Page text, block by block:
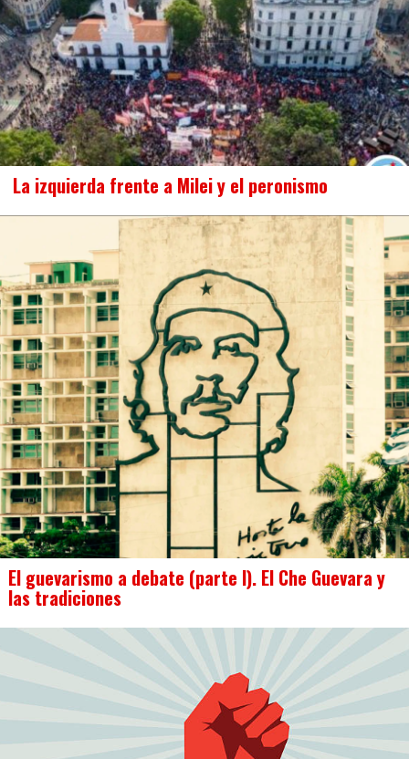
La izquierda frente a Milei y el peronismo
El guevarismo a debate (parte I). El Che Guevara y
las tradiciones